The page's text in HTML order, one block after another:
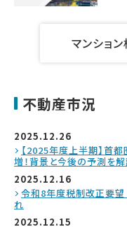
マンショ
不動産市況
2025.12.26
【2025年度上半期】首
増！背景と今後の予測を解
2025.12.16
令和8年度税制改正要望
れ
2025.12.15